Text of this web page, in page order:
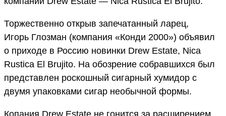
Торжественно открыв запечатанный ларец,
Игорь Глозман (компания «Конди 2000») объявил
о приходе в Россию новинки Drew Estate, Nica
Rustica El Brujito. На обозрение собравшихся был
представлен роскошный сигарный хумидор с
двумя упаковками сигар необычной формы.
Копания Drew Estate не гонится за расширением